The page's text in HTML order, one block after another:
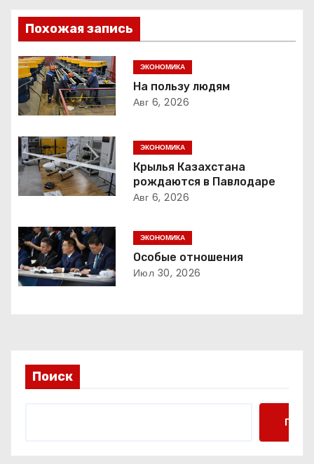
в
и
г
а
ц
и
я
п
о
з
и
с
Похожая запись
ЭКОНОМИКА
На пользу людям
Авг 6, 2026
ЭКОНОМИКА
Крылья Казахстана
рождаются в Павлодаре
Авг 6, 2026
ЭКОНОМИКА
Особые отношения
Июл 30, 2026
Поиск
Поиск